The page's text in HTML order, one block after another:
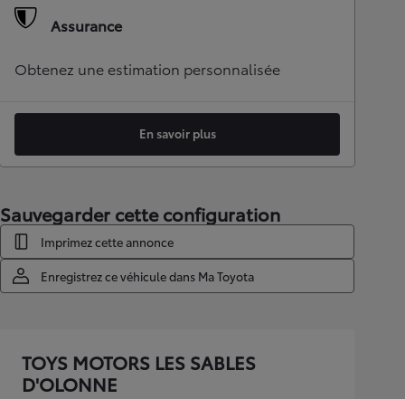
Assurance
Obtenez une estimation personnalisée
En savoir plus
Sauvegarder cette configuration
Imprimez cette annonce
Enregistrez ce véhicule dans Ma Toyota
TOYS MOTORS LES SABLES
D'OLONNE